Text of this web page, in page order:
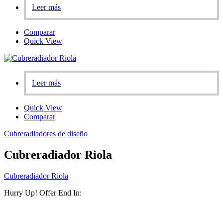
Leer más
Comparar
Quick View
Leer más
Quick View
Comparar
Cubreradiadores de diseño
Cubreradiador Riola
Cubreradiador Riola
Hurry Up! Offer End In: